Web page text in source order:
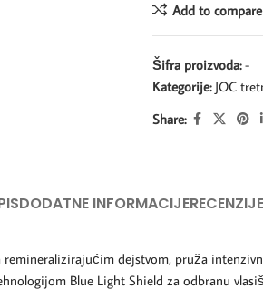
Add to compare
Šifra proizvoda:-
Kategorije: JOC
Share:
DODATNE INFORMACIJE
dejstvom, pruža
Blue Light Shield za odbranu